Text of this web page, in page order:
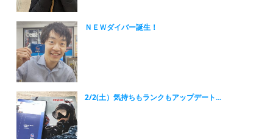
ＮＥＷダイバー誕生！
2/2(土）気持ちもランクもアップデート...